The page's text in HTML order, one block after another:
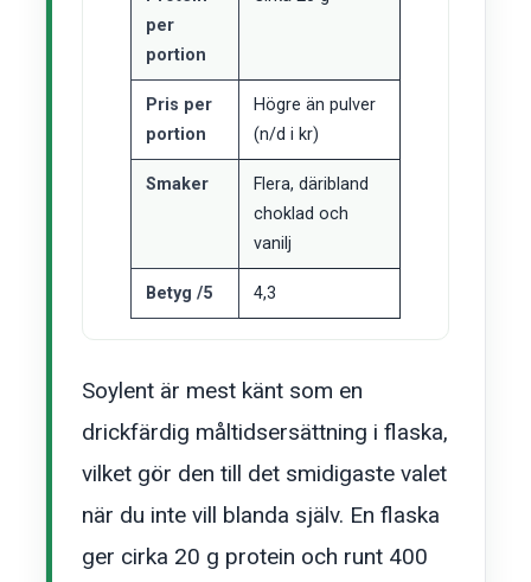
per
portion
Pris per
portion
Högre än pulver
(n/d i kr)
Smaker
Flera, däribland
choklad och
vanilj
Betyg /5 4,3
Soylent är mest känt som en
drickfärdig måltidsersättning i flaska,
vilket gör den till det smidigaste valet
när du inte vill blanda själv. En flaska
ger cirka 20 g protein och runt 400